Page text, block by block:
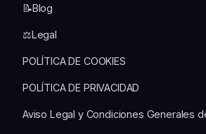
📝Blog
⚖️Legal
POLÍTICA DE COOKIES
POLÍTICA DE PRIVACIDAD
Aviso Legal y Condiciones Generales